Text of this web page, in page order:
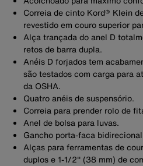
Correia de cinto Kord® Klein
revestido em couro superior
Alça trançada do anel D
retos de barra dupla.
Anéis D forjados tem
são testados com carga para
da OSHA.
Quatro anéis de suspensório.
Correia para prender rolo de
Anel de bolsa para luvas.
Gancho porta-faca
Alças para ferramentas de
duplos e 1-1/2'' (38 mm) de